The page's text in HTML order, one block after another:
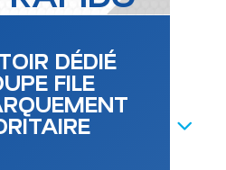
DÉDIÉ
FILE
NEXT